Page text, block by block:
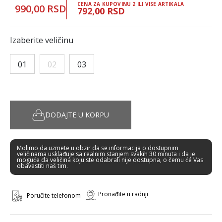
990,00 RSD CENA ZA KUPOVINU 2 ILI VISE ARTIKALA
792,00 RSD
Izaberite veličinu
01 02 03
DODAJTE U KORPU
Molimo da uzmete u obzir da se informacija o dostupnim
veličinama usklađuje sa realnim stanjem svakih 30 minuta i da je
moguće da veličina koju ste odabrali nije dostupna, o čemu će Vas
obavestiti naš tim.
Poručite telefonom Pronađite u radnji